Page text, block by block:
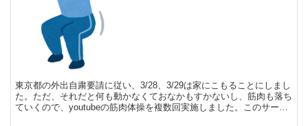
東京都の外出自粛要請に従い、3/28、3/29は家にこもることにしまし
た。ただ、それだと何も動かなくておなかもすかないし、筋肉も落ち
ていくので、youtubeの筋肉体操を複数回実施しました。このサーキ